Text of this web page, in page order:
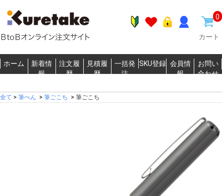
0
カート
ホーム
新着情
報
注文履
歴
見積履
歴
一括発
注
SKU登録 会員情
報
お問い
合わせ
全て > 筆ぺん > 筆ごこち > 筆ごこち